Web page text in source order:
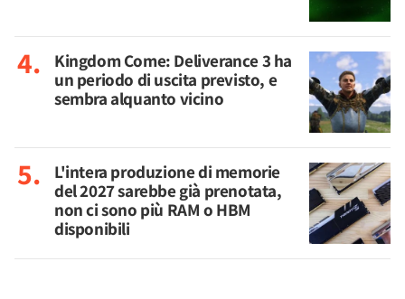
Kingdom Come: Deliverance 3 ha
un periodo di uscita previsto, e
sembra alquanto vicino
L'intera produzione di memorie
del 2027 sarebbe già prenotata,
non ci sono più RAM o HBM
disponibili